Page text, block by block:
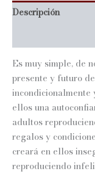
Descripción
Es muy simple, de
presente y futuro
incondicionalmente
ellos una
adultos
regalos y
creará en ellos
reproduciendo